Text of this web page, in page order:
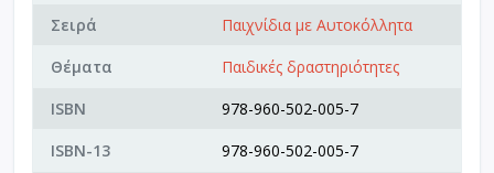
Σειρά
Παιχνίδια με Αυτοκόλλητα
Θέματα
Παιδικές δραστηριότητες
ISBN
978-960-502-005-7
ISBN-13
978-960-502-005-7